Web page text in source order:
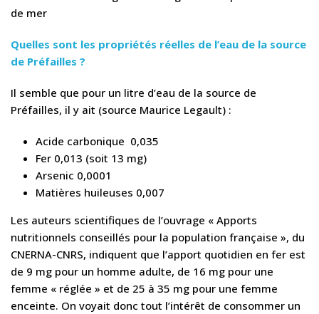
de mer
Quelles sont les propriétés réelles de l’eau de la source
de Préfailles ?
Il semble que pour un litre d’eau de la source de
Préfailles, il y ait (source Maurice Legault) :
Acide carbonique 0,035
Fer 0,013 (soit 13 mg)
Arsenic 0,0001
Matières huileuses 0,007
Les auteurs scientifiques de l’ouvrage « Apports
nutritionnels conseillés pour la population française », du
CNERNA-CNRS, indiquent que l’apport quotidien en fer est
de 9 mg pour un homme adulte, de 16 mg pour une
femme « réglée » et de 25 à 35 mg pour une femme
enceinte. On voyait donc tout l’intérêt de consommer un